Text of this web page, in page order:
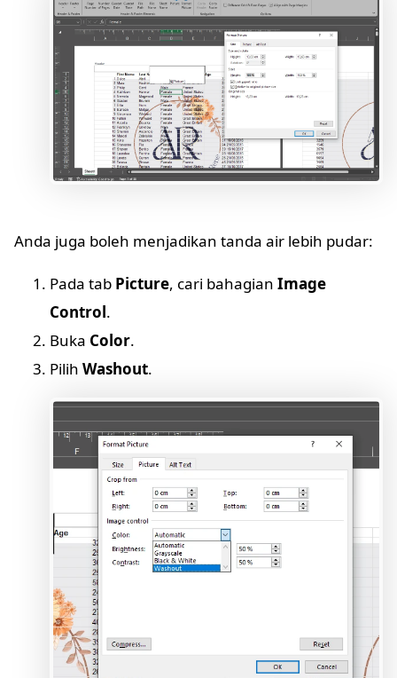
Anda juga boleh menjadikan tanda air lebih pudar:
Pada tab Picture, cari bahagian Image
Control.
Buka Color.
Pilih Washout.